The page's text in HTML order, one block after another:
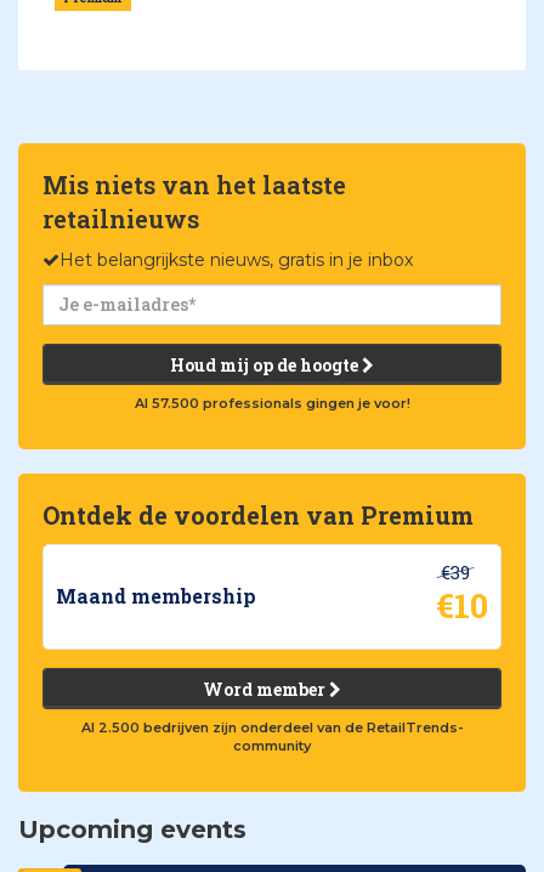
Mis niets van het laatste
retailnieuws
Het belangrijkste nieuws, gratis in je inbox
Houd mij op de hoogte
Al 57.500 professionals gingen je voor!
Ontdek de voordelen van Premium
Maand membership
€39
€10
Word member
Al 2.500 bedrijven zijn onderdeel van de RetailTrends-
community
Upcoming events